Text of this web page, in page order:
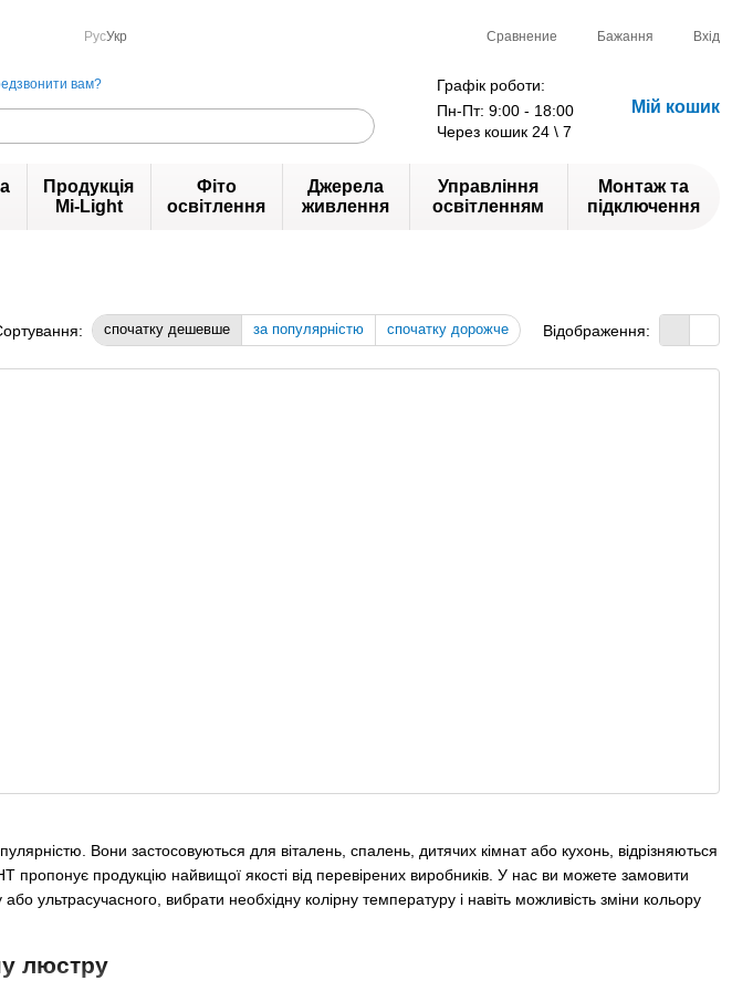
РусУкр Сравнение Бажання Вхід
вам?
Графік роботи:
Пн-Пт: 9:00 - 18:00
Через кошик 24 \ 7
Мій кошик
Продукція
Mi-Light
Фіто
освітлення
Джерела
живлення
Управління
освітленням
Монтаж та
підключення
спочатку дешевше за популярністю спочатку дорожче Відображення:
Вони застосовуються для віталень, спалень, дитячих кімнат або кухонь, відрізняються
пропонує продукцію найвищої якості від перевірених виробників. У нас ви можете замовити
або ультрасучасного, вибрати необхідну колірну температуру і навіть можливість зміни кольору
люстру